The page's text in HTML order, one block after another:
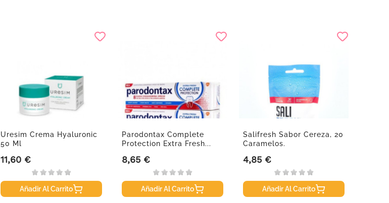
Uresim Crema Hyaluronic
50 Ml
Precio
11,60 €
Añadir Al Carrito
Parodontax Complete
Protection Extra Fresh...
Precio
8,65 €
Añadir Al Carrito
Salifresh Sabor Cereza, 20
Caramelos.
Precio
4,85 €
Añadir Al Carrito